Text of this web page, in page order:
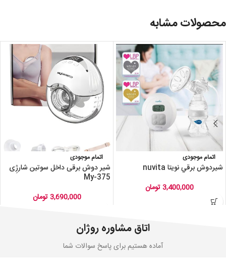
محصولات مشابه
اتمام موجودی
شيردوش برقي نویتا nuvita
3,400,000 تومان
اتمام موجودی
شیر دوش برقی داخل سوتین شارژِی
My-375
3,690,000 تومان
اتاق مشاوره روژان
آماده هستیم برای پاسخ سوالات شما